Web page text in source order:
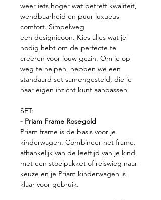
weer iets hoger wat betreft kwaliteit,
wendbaarheid en puur luxueus
comfort. Simpelweg
een designicoon. Kies alles wat je
nodig hebt om de perfecte te
creëren voor jouw gezin. Om je op
weg te helpen, hebben we een
standaard set samengesteld, die je
naar eigen inzicht kunt aanpassen.
SET:
- Priam Frame Rosegold
Priam frame is de basis voor je
kinderwagen. Combineer het frame.
afhankelijk van de leeftijd van je kind,
met een stoelpakket of reiswieg naar
keuze en je Priam kinderwagen is
klaar voor gebruik.